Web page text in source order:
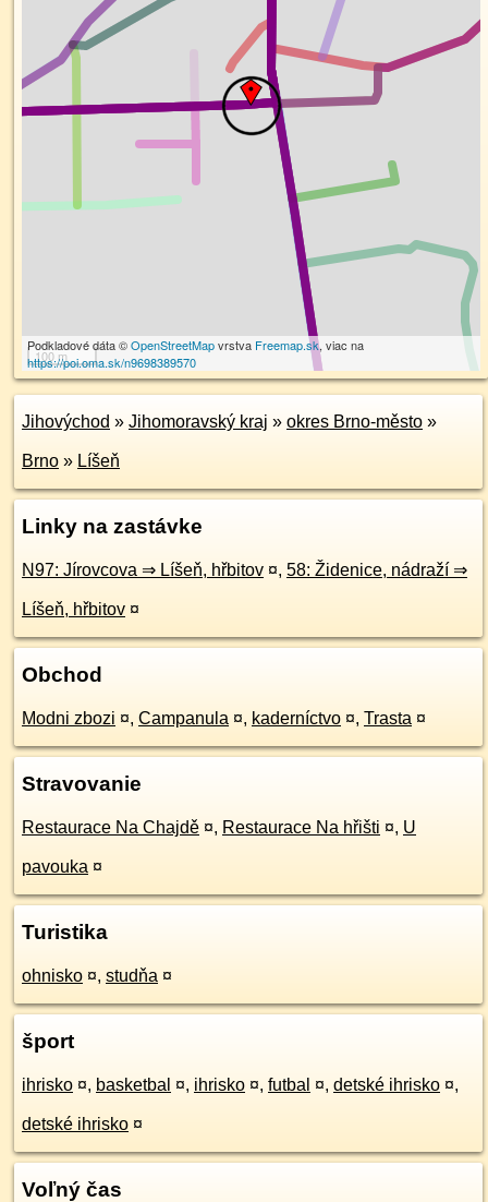
100 m
Podkladové dáta ©OpenStreetMapvrstva Freemap.sk, viac na
https://poi.oma.sk/n9698389570
Jihovýchod » Jihomoravský kraj » okres Brno-město »
Brno » Líšeň
Linky na zastávke
N97: Jírovcova ⇒ Líšeň, hřbitov ¤, 58: Židenice, nádraží ⇒
Líšeň, hřbitov ¤
Obchod
Modni zbozi ¤, Campanula ¤, kaderníctvo ¤, Trasta ¤
Stravovanie
Restaurace Na Chajdě ¤, Restaurace Na hřišti ¤, U
pavouka ¤
Turistika
ohnisko ¤, studňa ¤
šport
ihrisko ¤, basketbal ¤, ihrisko ¤, futbal ¤, detské ihrisko ¤,
detské ihrisko ¤
Voľný čas